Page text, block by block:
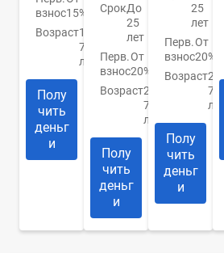
взнос15%
Возраст18-
70
лет
Полу
чить
деньг
и
СрокДо
25
лет
Перв.
взнос
От
20%
Возраст20-
75
лет
Полу
чить
деньг
и
25
лет
Перв.
взнос
От
20%
Возраст20-
75
лет
Полу
чить
деньг
и